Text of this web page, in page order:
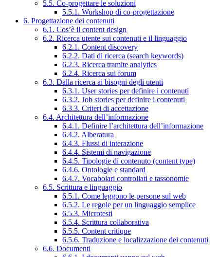
5.5. Co-progettare le soluzioni
5.5.1. Workshop di co-progettazione
6. Progettazione dei contenuti
6.1. Cos’è il content design
6.2. Ricerca utente sui contenuti e il linguaggio
6.2.1. Content discovery
6.2.2. Dati di ricerca (search keywords)
6.2.3. Ricerca tramite analytics
6.2.4. Ricerca sui forum
6.3. Dalla ricerca ai bisogni degli utenti
6.3.1. User stories per definire i contenuti
6.3.2. Job stories per definire i contenuti
6.3.3. Criteri di accettazione
6.4. Architettura dell’informazione
6.4.1. Definire l’architettura dell’informazione
6.4.2. Alberatura
6.4.3. Flussi di interazione
6.4.4. Sistemi di navigazione
6.4.5. Tipologie di contenuto (content type)
6.4.6. Ontologie e standard
6.4.7. Vocabolari controllati e tassonomie
6.5. Scrittura e linguaggio
6.5.1. Come leggono le persone sul web
6.5.2. Le regole per un linguaggio semplice
6.5.3. Microtesti
6.5.4. Scrittura collaborativa
6.5.5. Content critique
6.5.6. Traduzione e localizzazione dei contenuti
6.6. Documenti